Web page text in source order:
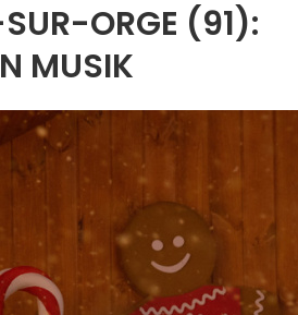
ORGE (91):
MUSIK